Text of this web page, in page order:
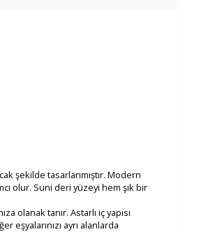
şekilde tasarlanmıştır. Modern
olur. Suni deri yüzeyi hem şık bir
olanak tanır. Astarlı iç yapısı
ayrı alanlarda